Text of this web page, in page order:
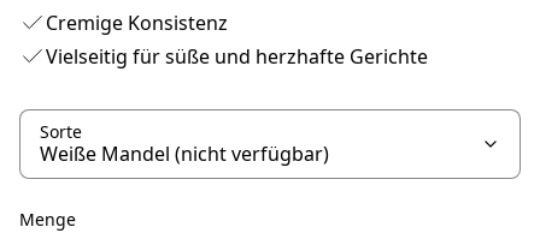
Cremige Konsistenz
Vielseitig für süße und herzhafte Gerichte
Sorte
Menge